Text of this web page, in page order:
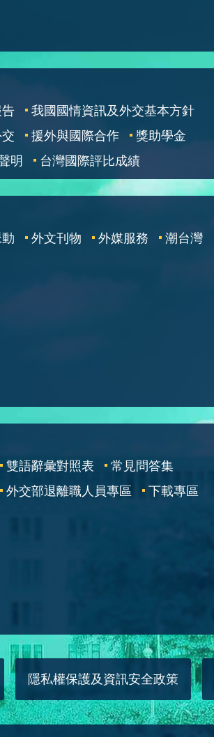
我國國情資訊及外交基本方針
援外與國際合作
獎助學金
明
台灣國際評比成績
外文刊物 外媒服務 潮台灣
雙語辭彙對照表
常見問答集
外交部退離職人員專區
下載專區
隱私權保護及資訊安全政策